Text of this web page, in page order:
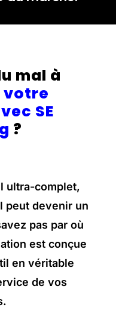
mal à
SE
?
ultra-complet,
peut devenir un
pas par où
est conçue
en véritable
de vos